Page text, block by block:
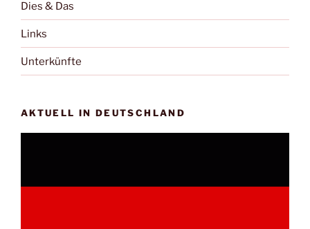
Dies & Das
Links
Unterkünfte
AKTUELL IN DEUTSCHLAND